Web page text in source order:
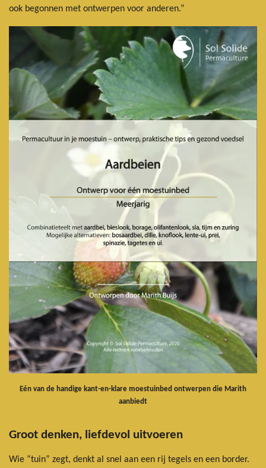
ook begonnen met ontwerpen voor anderen.”
Eén van de handige kant-en-klare moestuinbed ontwerpen die Marith
aanbiedt
Groot denken, liefdevol uitvoeren
Wie “tuin” zegt, denkt al snel aan een rij tegels en een border.